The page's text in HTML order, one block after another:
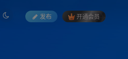
发布 开通会员